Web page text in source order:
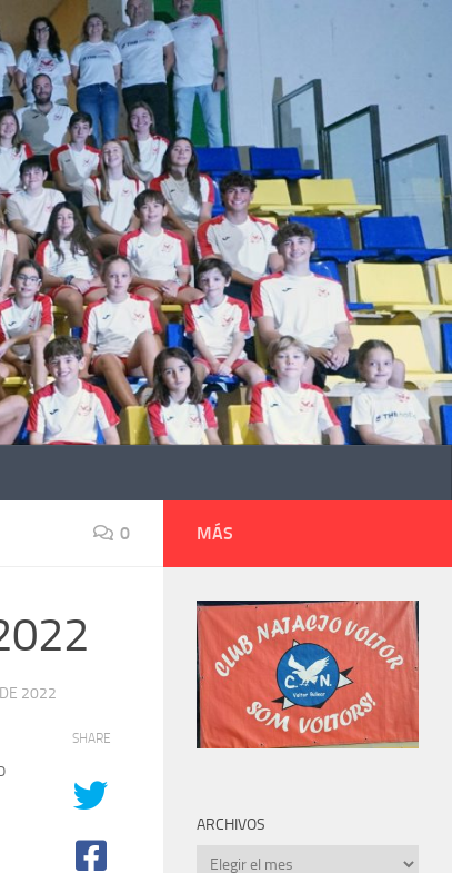
0
2022
SHARE
MÁS
ARCHIVOS
Archivos